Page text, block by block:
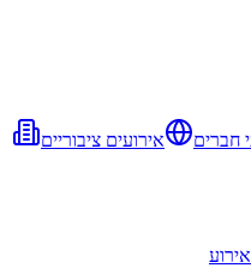
חברים
אירועים ציבוריים